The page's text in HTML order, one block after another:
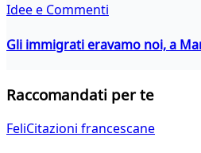
Idee e Commenti
Gli immigrati eravamo noi, a
Raccomandati per te
FeliCitazioni francescane